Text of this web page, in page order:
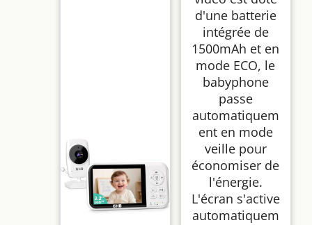
d'une batterie
intégrée de
1500mAh et en
mode ECO, le
babyphone
passe
automatiquem
ent en mode
veille pour
économiser de
l'énergie.
L'écran s'active
automatiquem